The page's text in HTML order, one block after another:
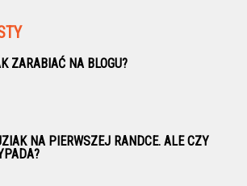
ZARABIAĆ NA BLOGU?
NA PIERWSZEJ RANDCE. ALE CZY